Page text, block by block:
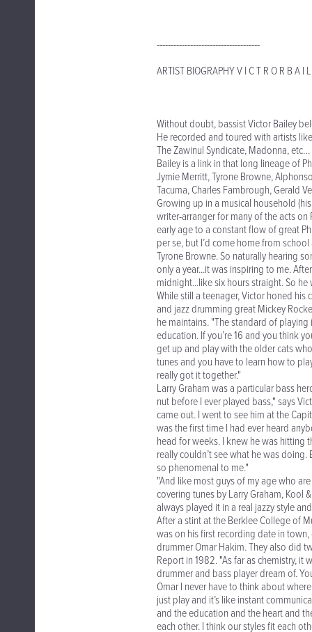
-------------------------------------
ARTIST BIOGRAPHY V I C T R O R B A I
Without doubt, bassist Victor Bailey
He recorded and toured with artists
The Zawinul Syndicate, Madonna,
Bailey is a link in that long lineage of
Jymie Merritt, Tyrone Browne,
Tacuma, Charles Fambrough, Gerald
Growing up in a musical household
writer-arranger for many of the acts
early age to a constant flow of great
per se, but I’d come home from
Tyrone Browne. So naturally hearing
only a year...it was inspiring to me.
midnight...like six hours straight. So
While still a teenager, Victor honed
and jazz drumming great Mickey
he maintains. "The standard of
education. If you’re 16 and you think
get up and play with the older cats
tunes and you have to learn how to
really got it together."
Larry Graham was a particular bass
nut before I ever played bass," says
came out. I went to see him at the
was the first time I had ever heard
head for weeks. I knew he was hitting
really couldn’t see what he was
so phenomenal to me."
"And like most guys of my age who
covering tunes by Larry Graham, Kool
always played it in a real jazzy style
After a stint at the Berklee College of
was on his first recording date in town,
drummer Omar Hakim. They also did
Report in 1982. "As far as chemistry, it
drummer and bass player dream of.
Omar I never have to think about
just play and it’s like instant
and the education and the heart and
each other. I think our styles fit each